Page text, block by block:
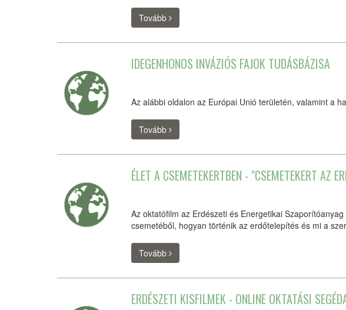
Tovább
IDEGENHONOS INVÁZIÓS FAJOK TUDÁSBÁZISA
Az alábbi oldalon az Európai Unió területén, valamint a
Tovább
ÉLET A CSEMETEKERTBEN - "CSEMETEKERT AZ
Az oktatófilm az Erdészeti és Energetikai
csemetéből, hogyan történik az erdőtelepítés és mi a
Tovább
ERDÉSZETI KISFILMEK - ONLINE OKTATÁSI